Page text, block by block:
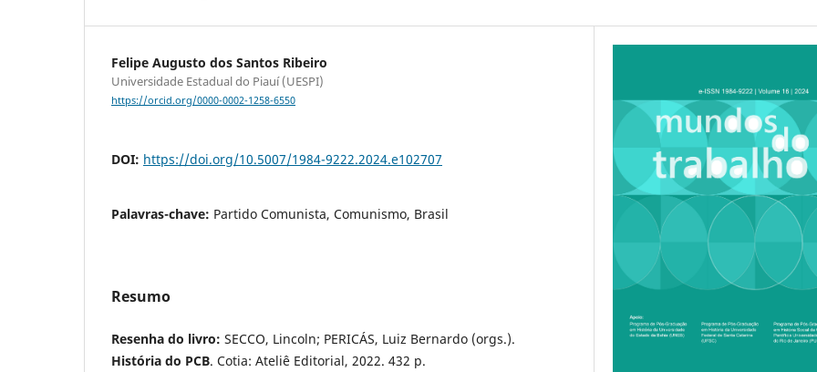
Felipe Augusto dos Santos Ribeiro
Universidade Estadual do Piauí (UESPI)
https://orcid.org/0000-0002-1258-6550
DOI: https://doi.org/10.5007/1984-9222.2024.e102707
Palavras-chave: Partido Comunista, Comunismo, Brasil
Resumo
Resenha do livro: SECCO, Lincoln; PERICÁS, Luiz Bernardo (orgs.).
História do PCB. Cotia: Ateliê Editorial, 2022. 432 p.